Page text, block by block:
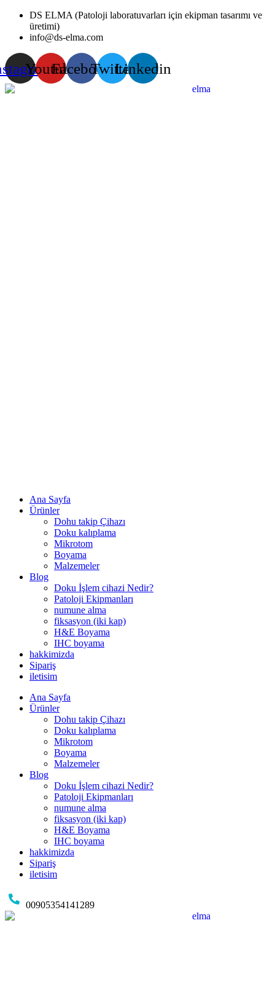
Skip
content
DS ELMA (Patoloji laboratuvarları için ekipman tasarımı ve
üretimi)
info@ds-elma.com
YoutubeFacebookTwitterLinkedin
Ana Sayfa
Ürünler
Dohu takip Çihazı
Doku kalıplama
Mikrotom
Boyama
Malzemeler
Blog
Doku İşlem cihazi Nedir?
Patoloji Ekipmanları
numune alma
fiksasyon (iki kap)
H&E Boyama
IHC boyama
hakkimizda
Sipariş
iletisim
Ana Sayfa
Ürünler
Dohu takip Çihazı
Doku kalıplama
Mikrotom
Boyama
Malzemeler
Blog
Doku İşlem cihazi Nedir?
Patoloji Ekipmanları
numune alma
fiksasyon (iki kap)
H&E Boyama
IHC boyama
hakkimizda
Sipariş
iletisim
00905354141289